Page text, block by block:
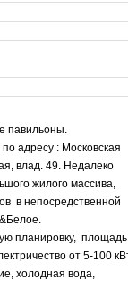
павильоны.
адресу : Московская
влад. 49. Недалеко
жилого массива,
в непосредственной
планировку, площадь
от 5-100
холодная вода,